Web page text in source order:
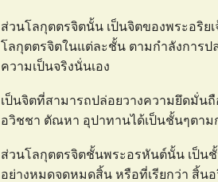
ส่วนโลกุตตรจิตนั้น เป็นจิตของพระอริย
ลกุตตรจิตในแต่ละชั้น ตามกำลังการป
ความเป็นจริงนั่นเอง
เป็นจิตที่สามารถปล่อยวางความยึดมั่
อวิชชา ตัณหา อุปาทานได้เป็นชั้นๆตาม
ส่วนโลกุตตรจิตชั้นพระอรหันต์นั้น เป็น
อย่างหมดจดหมดสิ้น หรือที่เรียกว่า สิ้